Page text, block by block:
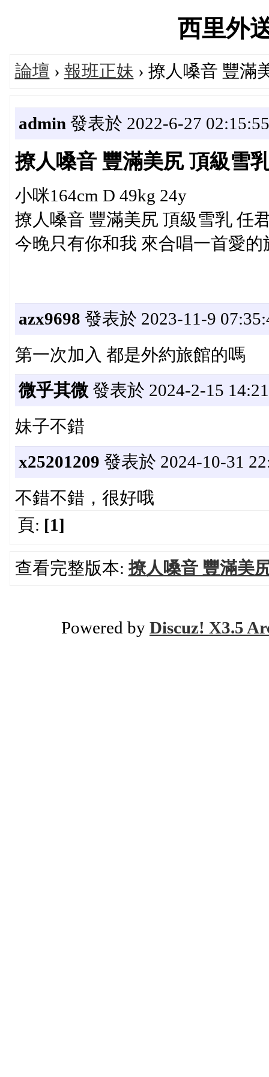
西里外
論壇 › 報班正妹 › 撩人嗓音 豐滿
admin 發表於 2022-6-27 02:15:55
撩人嗓音 豐滿美尻 頂級雪
小咪164cm D 49kg 24y
撩人嗓音 豐滿美尻 頂級雪乳 任
今晚只有你和我 來合唱一首
azx9698 發表於 2023-11-9
第一次加入 都是外約旅館的嗎
微乎其微發表於 2024-2-15
妹子不錯
x25201209 發表於 2024-10-31
不錯不錯，很好哦
頁: [1]
查看完整版本:撩人嗓音 豐滿美
Powered by Discuz! X3.5